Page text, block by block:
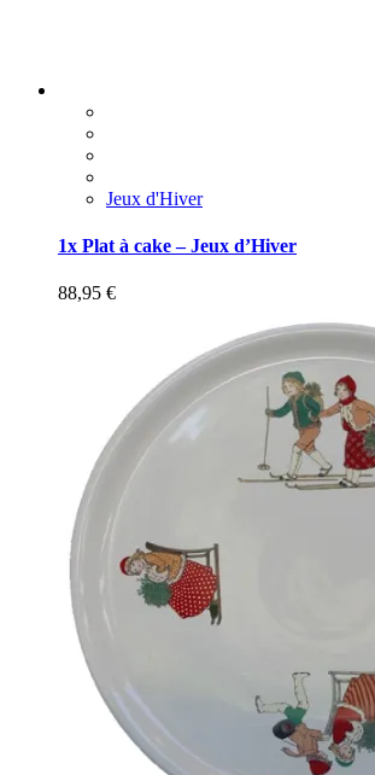
Jeux d'Hiver
1x Plat à cake – Jeux d’Hiver
88,95 €